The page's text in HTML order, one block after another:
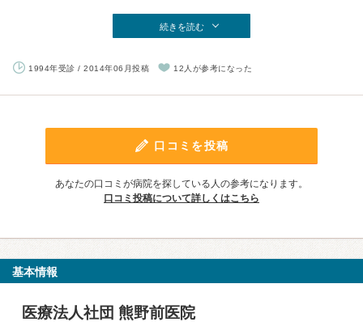
続きを読む
1994年受診 / 2014年06月投稿 12人が参考になった
口コミを投稿
あなたの口コミが病院を探している人の参考になります。
口コミ投稿について詳しくはこちら
基本情報
医療法人社団 熊野前医院